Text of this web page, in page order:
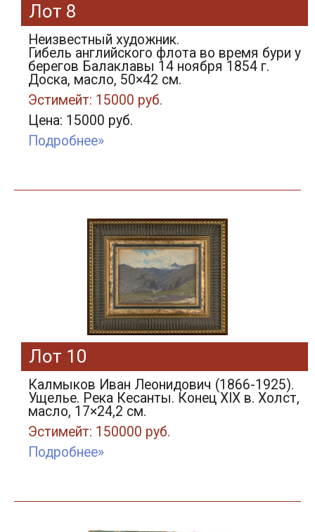
Лот 8
Неизвестный художник.
Гибель английского флота во время бури у
берегов Балаклавы 14 ноября 1854 г.
Доска, масло, 50×42 см.
Эстимейт: 15000 руб.
Цена: 15000 руб.
Подробнее»
Лот 10
Калмыков Иван Леонидович (1866-1925).
Ущелье. Река Кесанты. Конец XIX в. Холст,
масло, 17×24,2 см.
Эстимейт: 150000 руб.
Подробнее»